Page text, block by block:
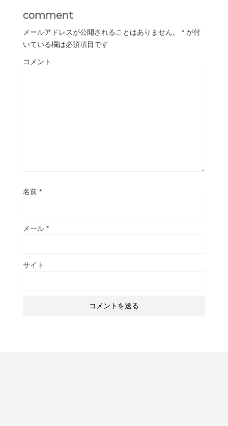
comment
メールアドレスが公開されることはありません。 * が付
いている欄は必須項目です
コメント
名前 *
メール *
サイト